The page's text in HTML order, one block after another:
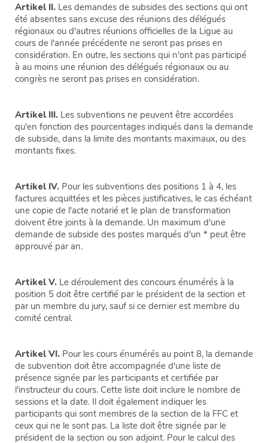
Artikel II. Les demandes de subsides des sections qui ont
été absentes sans excuse des réunions des délégués
régionaux ou d'autres réunions officielles de la Ligue au
cours de l'année précédente ne seront pas prises en
considération. En outre, les sections qui n'ont pas participé
à au moins une réunion des délégués régionaux ou au
congrès ne seront pas prises en considération.
Artikel III. Les subventions ne peuvent être accordées
qu'en fonction des pourcentages indiqués dans la demande
de subside, dans la limite des montants maximaux, ou des
montants fixes.
Artikel IV. Pour les subventions des positions 1 à 4, les
factures acquittées et les pièces justificatives, le cas échéant
une copie de l'acte notarié et le plan de transformation
doivent être joints à la demande. Un maximum d'une
demande de subside des postes marqués d'un * peut être
approuvé par an.
Artikel V. Le déroulement des concours énumérés à la
position 5 doit être certifié par le président de la section et
par un membre du jury, sauf si ce dernier est membre du
comité central.
Artikel VI. Pour les cours énumérés au point 8, la demande
de subvention doit être accompagnée d'une liste de
présence signée par les participants et certifiée par
l'instructeur du cours. Cette liste doit inclure le nombre de
sessions et la date. Il doit également indiquer les
participants qui sont membres de la section de la FFC et
ceux qui ne le sont pas. La liste doit être signée par le
président de la section ou son adjoint. Pour le calcul des